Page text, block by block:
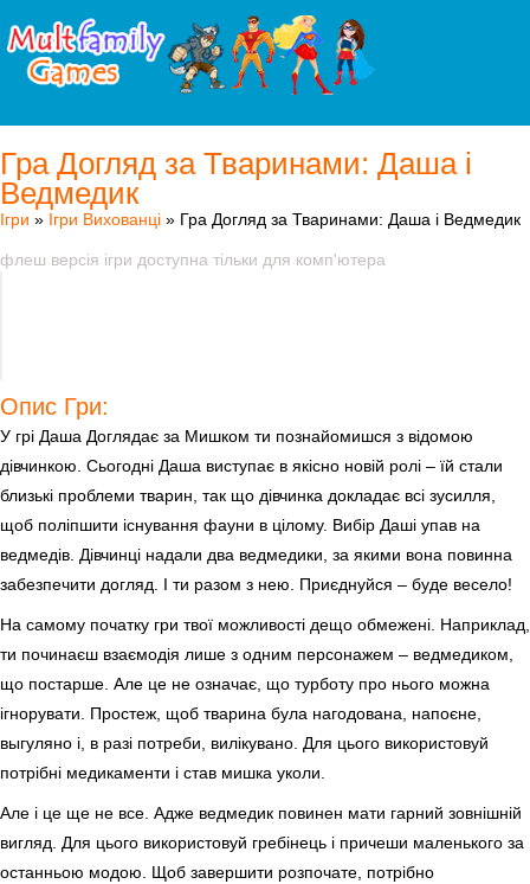
Гра Догляд за Тваринами: Даша і
Ведмедик
Ігри » Ігри Вихованці » Гра Догляд за Тваринами: Даша і Ведмедик
флеш версія ігри доступна тільки для комп'ютера
Опис Гри:
У грі Даша Доглядає за Мишком ти познайомишся з відомою
дівчинкою. Сьогодні Даша виступає в якісно новій ролі – їй стали
близькі проблеми тварин, так що дівчинка докладає всі зусилля,
щоб поліпшити існування фауни в цілому. Вибір Даші упав на
ведмедів. Дівчинці надали два ведмедики, за якими вона повинна
забезпечити догляд. І ти разом з нею. Приєднуйся – буде весело!
На самому початку гри твої можливості дещо обмежені. Наприклад,
ти починаєш взаємодія лише з одним персонажем – ведмедиком,
що постарше. Але це не означає, що турботу про нього можна
ігнорувати. Простеж, щоб тварина була нагодована, напоєне,
выгуляно і, в разі потреби, вилікувано. Для цього використовуй
потрібні медикаменти і став мишка уколи.
Але і це ще не все. Адже ведмедик повинен мати гарний зовнішній
вигляд. Для цього використовуй гребінець і причеши маленького за
останньою модою. Щоб завершити розпочате, потрібно